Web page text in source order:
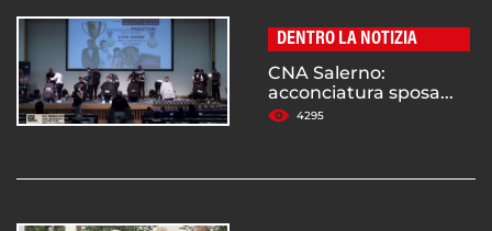
DENTRO LA NOTIZIA
CNA Salerno:
acconciatura sposa...
4295